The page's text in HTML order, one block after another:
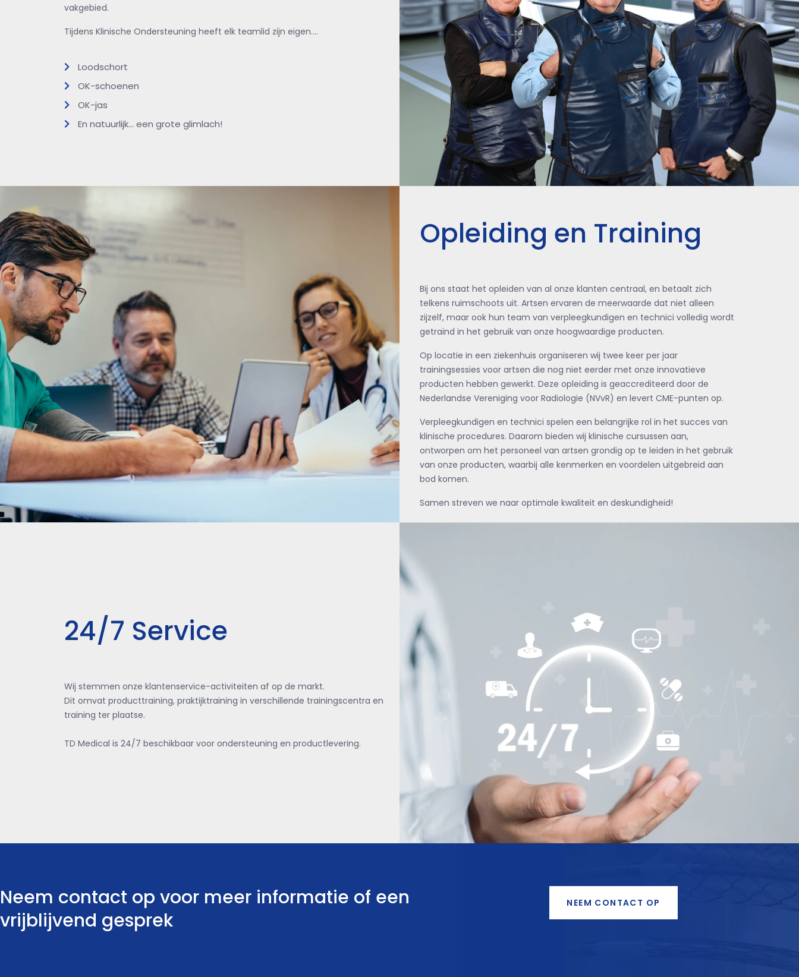
vakgebied.
Tijdens Klinische Ondersteuning heeft elk teamlid zijn eigen….
Loodschort
OK-schoenen
OK-jas
En natuurlijk... een grote glimlach!
Opleiding en Training
Bij ons staat het opleiden van al onze klanten centraal, en betaalt zich
telkens ruimschoots uit. Artsen ervaren de meerwaarde dat niet alleen
zijzelf, maar ook hun team van verpleegkundigen en technici volledig wordt
getraind in het gebruik van onze hoogwaardige producten.
Op locatie in een ziekenhuis organiseren wij twee keer per jaar
trainingsessies voor artsen die nog niet eerder met onze innovatieve
producten hebben gewerkt. Deze opleiding is geaccrediteerd door de
Nederlandse Vereniging voor Radiologie (NVvR) en levert CME-punten op.
Verpleegkundigen en technici spelen een belangrijke rol in het succes van
klinische procedures. Daarom bieden wij klinische cursussen aan,
ontworpen om het personeel van artsen grondig op te leiden in het gebruik
van onze producten, waarbij alle kenmerken en voordelen uitgebreid aan
bod komen.
Samen streven we naar optimale kwaliteit en deskundigheid!
24/7 Service
Wij stemmen onze klantenservice-activiteiten af op de markt.
Dit omvat producttraining, praktijktraining in verschillende trainingscentra en
training ter plaatse.
TD Medical is 24/7 beschikbaar voor ondersteuning en productlevering.
Neem contact op voor meer informatie of een
vrijblijvend gesprek
NEEM CONTACT OP